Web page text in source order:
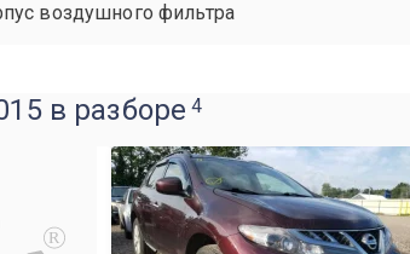
воздушного фильтра
в разборе 4
R